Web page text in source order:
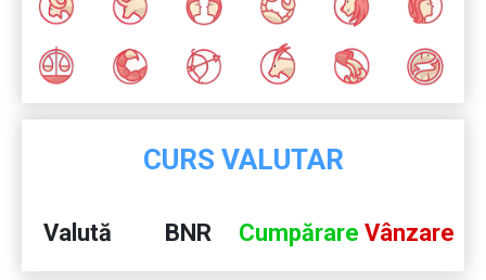
CURS VALUTAR
Valută BNR Cumpărare Vânzare